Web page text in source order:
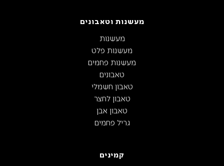
מעשנות וטאבונים
מעשנות
מעשנות פלט
מעשנות פחמים
טאבונים
טאבון חשמלי
טאבון לחצר
טאבון אבן
גריל פחמים
קמינים